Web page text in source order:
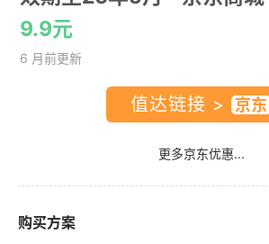
9.9元
6 月前更新
值达链接 >
更多京东优惠...
购买方案